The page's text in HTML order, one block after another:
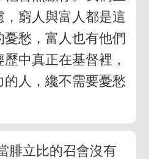
窮人與富人都是這
愁，富人也有他們
中真正在基督裡，
的人，纔不需要憂愁
腓立比的召會沒有